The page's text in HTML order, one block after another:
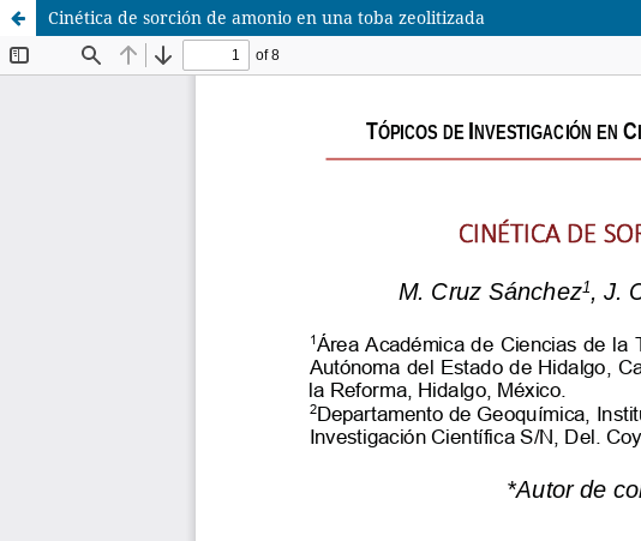
Cinética de sorción de amonio en una toba zeolitizada